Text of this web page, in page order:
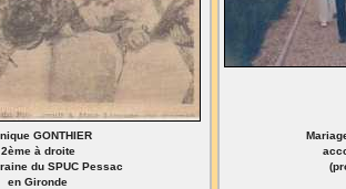
GONTHIER
2ème à droite
du SPUC Pessac
en Gironde